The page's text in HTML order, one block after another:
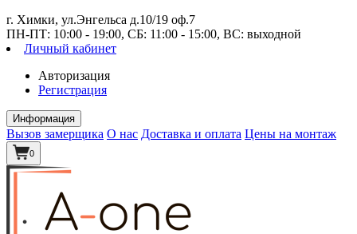
г. Химки, ул.Энгельса д.10/19 оф.7
ПН-ПТ: 10:00 - 19:00, СБ: 11:00 - 15:00, ВС: выходной
Личный кабинет
Авторизация
Регистрация
Информация
Вызов замерщика О нас Доставка и оплата Цены на монтаж
0